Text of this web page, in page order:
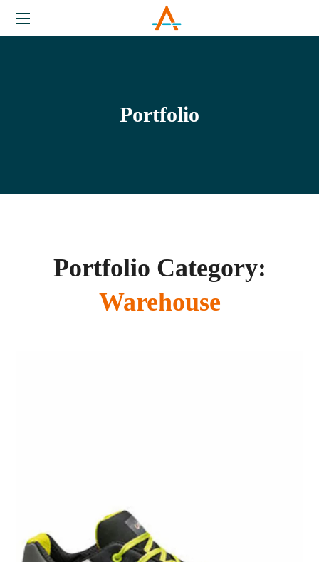
Portfolio
Portfolio Category:
Warehouse